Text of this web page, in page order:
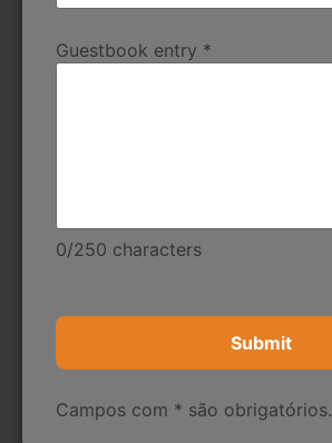
Guestbook entry *
0/250 characters
Campos com * são obrigatórios.